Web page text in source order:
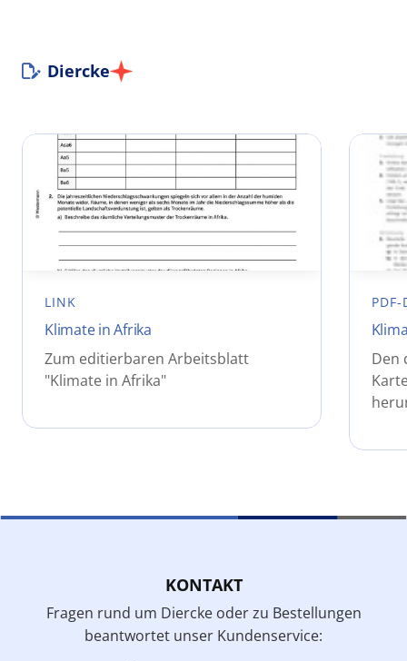
Diercke
LINK
Klimate in Afrika
Zum editierbaren Arbeitsblatt
"Klimate in Afrika"
PDF-
Den
KONTAKT
Fragen rund um Diercke oder zu Bestellungen
beantwortet unser Kundenservice: